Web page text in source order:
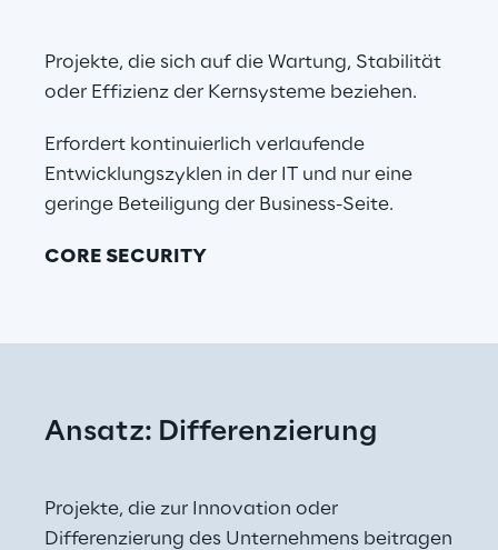
Projekte, die sich auf die Wartung, Stabilität
oder Effizienz der Kernsysteme beziehen.
Erfordert kontinuierlich verlaufende
Entwicklungszyklen in der IT und nur eine
geringe Beteiligung der Business-Seite.
CORE SECURITY
Ansatz: Differenzierung
Projekte, die zur Innovation oder
Differenzierung des Unternehmens beitragen